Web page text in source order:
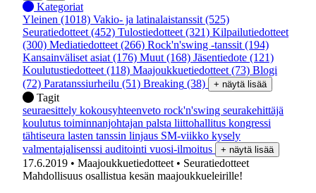
Kategoriat
Yleinen (1018) Vakio- ja latinalaistanssit (525)
Seuratiedotteet (452) Tulostiedotteet (321) Kilpailutiedotteet
(300) Mediatiedotteet (266) Rock'n'swing -tanssit (194)
Kansainväliset asiat (176) Muut (168) Jäsentiedote (121)
Koulutustiedotteet (118) Maajoukkuetiedotteet (73) Blogi
(72) Paratanssiurheilu (51) Breaking (38) + näytä lisää
Tagit
seuraesittely kokousyhteenveto rock'n'swing seurakehittäjä
koulutus toiminnanjohtajan palsta liittohallitus kongressi
tähtiseura lasten tanssin linjaus SM-viikko kysely
valmentajalisenssi auditointi vuosi-ilmoitus + näytä lisää
17.6.2019 • Maajoukkuetiedotteet • Seuratiedotteet
Mahdollisuus osallistua kesän maajoukkueleirille!